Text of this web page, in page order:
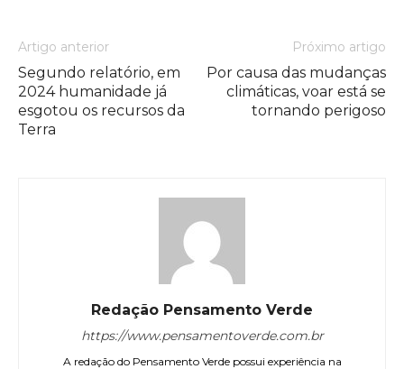
Artigo anterior
Segundo relatório, em
2024 humanidade já
esgotou os recursos da
Terra
Próximo artigo
Por causa das mudanças
climáticas, voar está se
tornando perigoso
Redação Pensamento Verde
https://www.pensamentoverde.com.br
A redação do Pensamento Verde possui experiência na